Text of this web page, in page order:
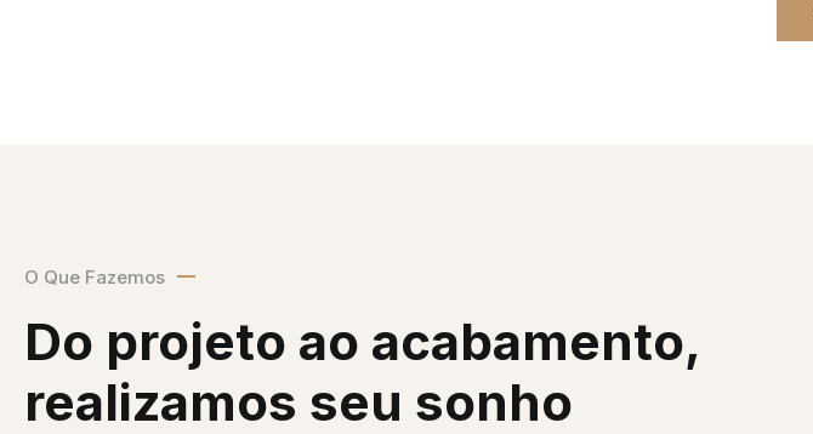
O Que Fazemos
Do projeto ao acabamento,
realizamos seu sonho